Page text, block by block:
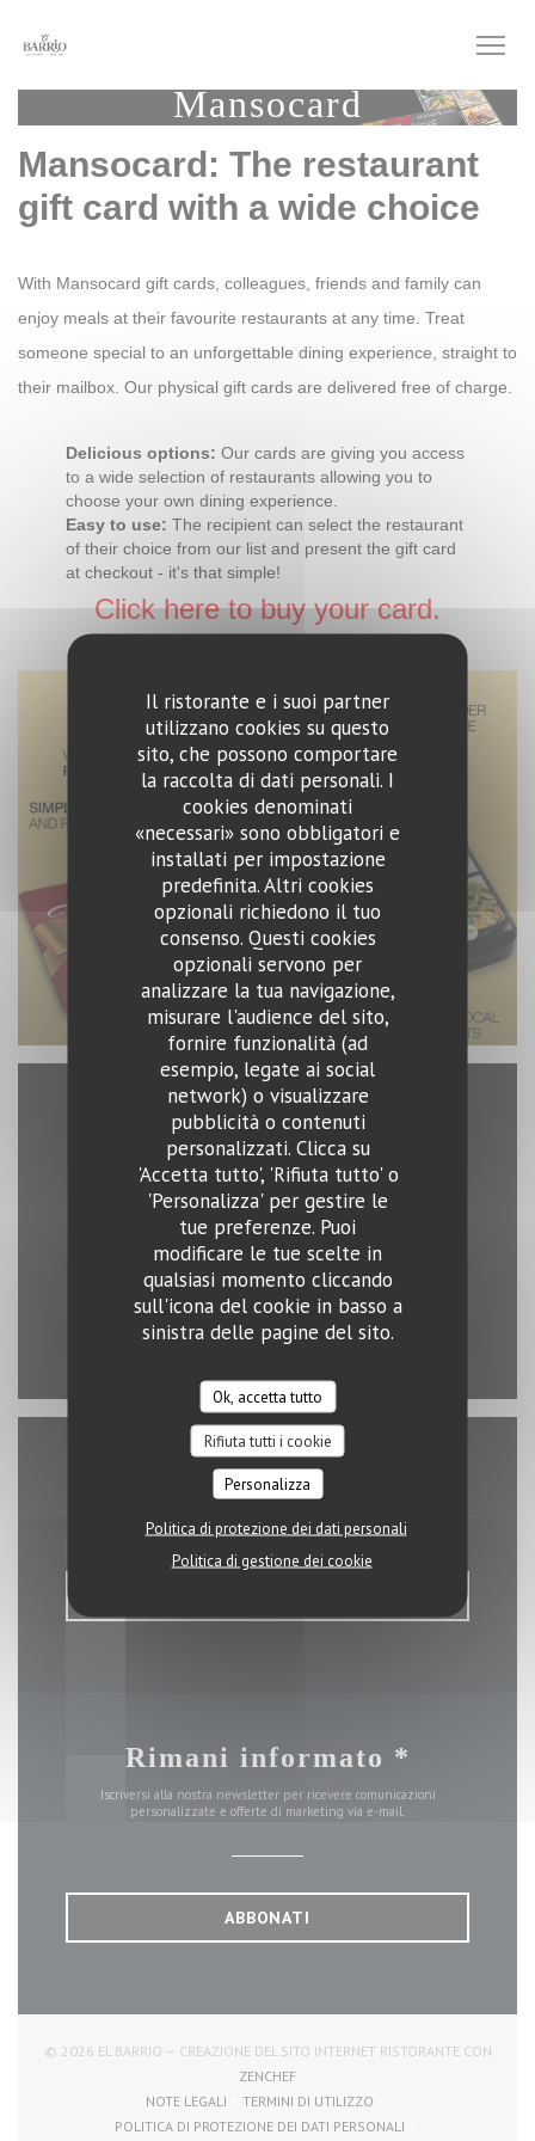
Il ristorante e i suoi partner
utilizzano cookies su questo
sito, che possono comportare
la raccolta di dati personali. I
cookies denominati
«necessari» sono obbligatori e
installati per impostazione
predefinita. Altri cookies
opzionali richiedono il tuo
consenso. Questi cookies
opzionali servono per
analizzare la tua navigazione,
misurare l'audience del sito,
fornire funzionalità (ad
esempio, legate ai social
network) o visualizzare
pubblicità o contenuti
personalizzati. Clicca su
'Accetta tutto', 'Rifiuta tutto' o
'Personalizza' per gestire le
tue preferenze. Puoi
modificare le tue scelte in
qualsiasi momento cliccando
sull'icona del cookie in basso a
sinistra delle pagine del sito.
Ok, accetta tutto
Rifiuta tutti i cookie
Personalizza
Politica di protezione dei dati personali
Politica di gestione dei cookie
Mansocard
Mansocard: The restaurant
gift card with a wide choice
With Mansocard gift cards, colleagues, friends and family can
enjoy meals at their favourite restaurants at any time. Treat
someone special to an unforgettable dining experience, straight to
their mailbox. Our physical gift cards are delivered free of charge.
Delicious options: Our cards are giving you access
to a wide selection of restaurants allowing you to
choose your own dining experience.
Easy to use: The recipient can select the restaurant
of their choice from our list and present the gift card
at checkout - it's that simple!
Click here to buy your card.
Contattaci
2 rue Erasme 1468 Luxembourg
26 43 15 03
Facebook ((apre una nuova
Instagram ((apre una
Contattaci
Rimani informato *
Iscriversi alla nostra newsletter per ricevere comunicazioni
personalizzate e offerte di marketing via e-mail.
ABBONATI
© 2026 EL BARRIO — CREAZIONE DEL SITO INTERNET RISTORANTE CON
ZENCHEF((APRE UNA NUOVA FINESTRA))
NOTE LEGALI
((APRE UNA NUOVA FINESTRA))
TERMINI DI UTILIZZO
((APRE UNA NUOVA FINESTRA))
POLITICA DI PROTEZIONE DEI DATI PERSONALI
((APRE UNA NUOVA FINESTRA))